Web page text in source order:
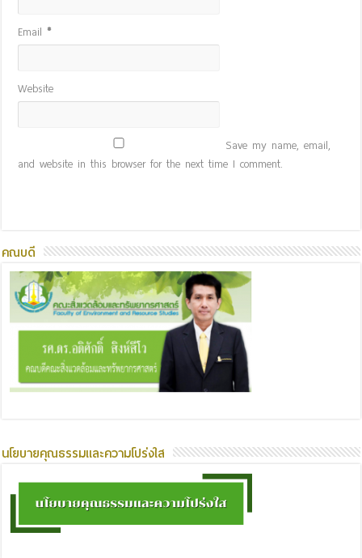
Email*
Website
Save my name, email,
and website in this browser for the next time I comment.
คณบดี
นโยบายคุณธรรมและความโปร่งใส